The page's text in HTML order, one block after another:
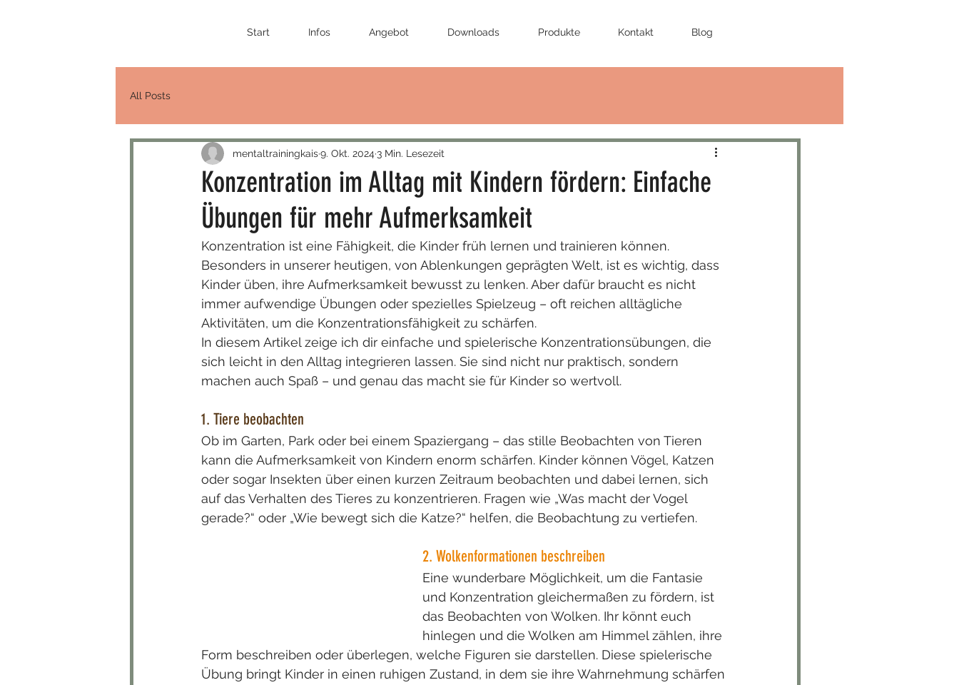
Start Infos Angebot Downloads Produkte Kontakt Blog
All Posts
Konzentration im Alltag mit Kindern fördern: Einfache
Übungen für mehr Aufmerksamkeit
mentaltrainingkais9. Okt. 2024 3 Min. Lesezeit
Konzentration ist eine Fähigkeit, die Kinder früh lernen und trainieren können.
Besonders in unserer heutigen, von Ablenkungen geprägten Welt, ist es wichtig, dass
Kinder üben, ihre Aufmerksamkeit bewusst zu lenken. Aber dafür braucht es nicht
immer aufwendige Übungen oder spezielles Spielzeug – oft reichen alltägliche
Aktivitäten, um die Konzentrationsfähigkeit zu schärfen.
In diesem Artikel zeige ich dir einfache und spielerische Konzentrationsübungen, die
sich leicht in den Alltag integrieren lassen. Sie sind nicht nur praktisch, sondern
machen auch Spaß – und genau das macht sie für Kinder so wertvoll.
1. Tiere beobachten
Ob im Garten, Park oder bei einem Spaziergang – das stille Beobachten von Tieren
kann die Aufmerksamkeit von Kindern enorm schärfen. Kinder können Vögel, Katzen
oder sogar Insekten über einen kurzen Zeitraum beobachten und dabei lernen, sich
auf das Verhalten des Tieres zu konzentrieren. Fragen wie „Was macht der Vogel
gerade?“ oder „Wie bewegt sich die Katze?“ helfen, die Beobachtung zu vertiefen.
2. Wolkenformationen beschreiben
Eine wunderbare Möglichkeit, um die Fantasie
und Konzentration gleichermaßen zu fördern, ist
das Beobachten von Wolken. Ihr könnt euch
hinlegen und die Wolken am Himmel zählen, ihre
Form beschreiben oder überlegen, welche Figuren sie darstellen. Diese spielerische
Übung bringt Kinder in einen ruhigen Zustand, in dem sie ihre Wahrnehmung schärfen